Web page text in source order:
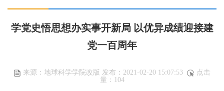
学党史悟思想办实事开新局 以优异成绩迎接建
党一百周年
来源：地球科学学院改版 发布：2021-02-20 15:07:53
点击
量： 104